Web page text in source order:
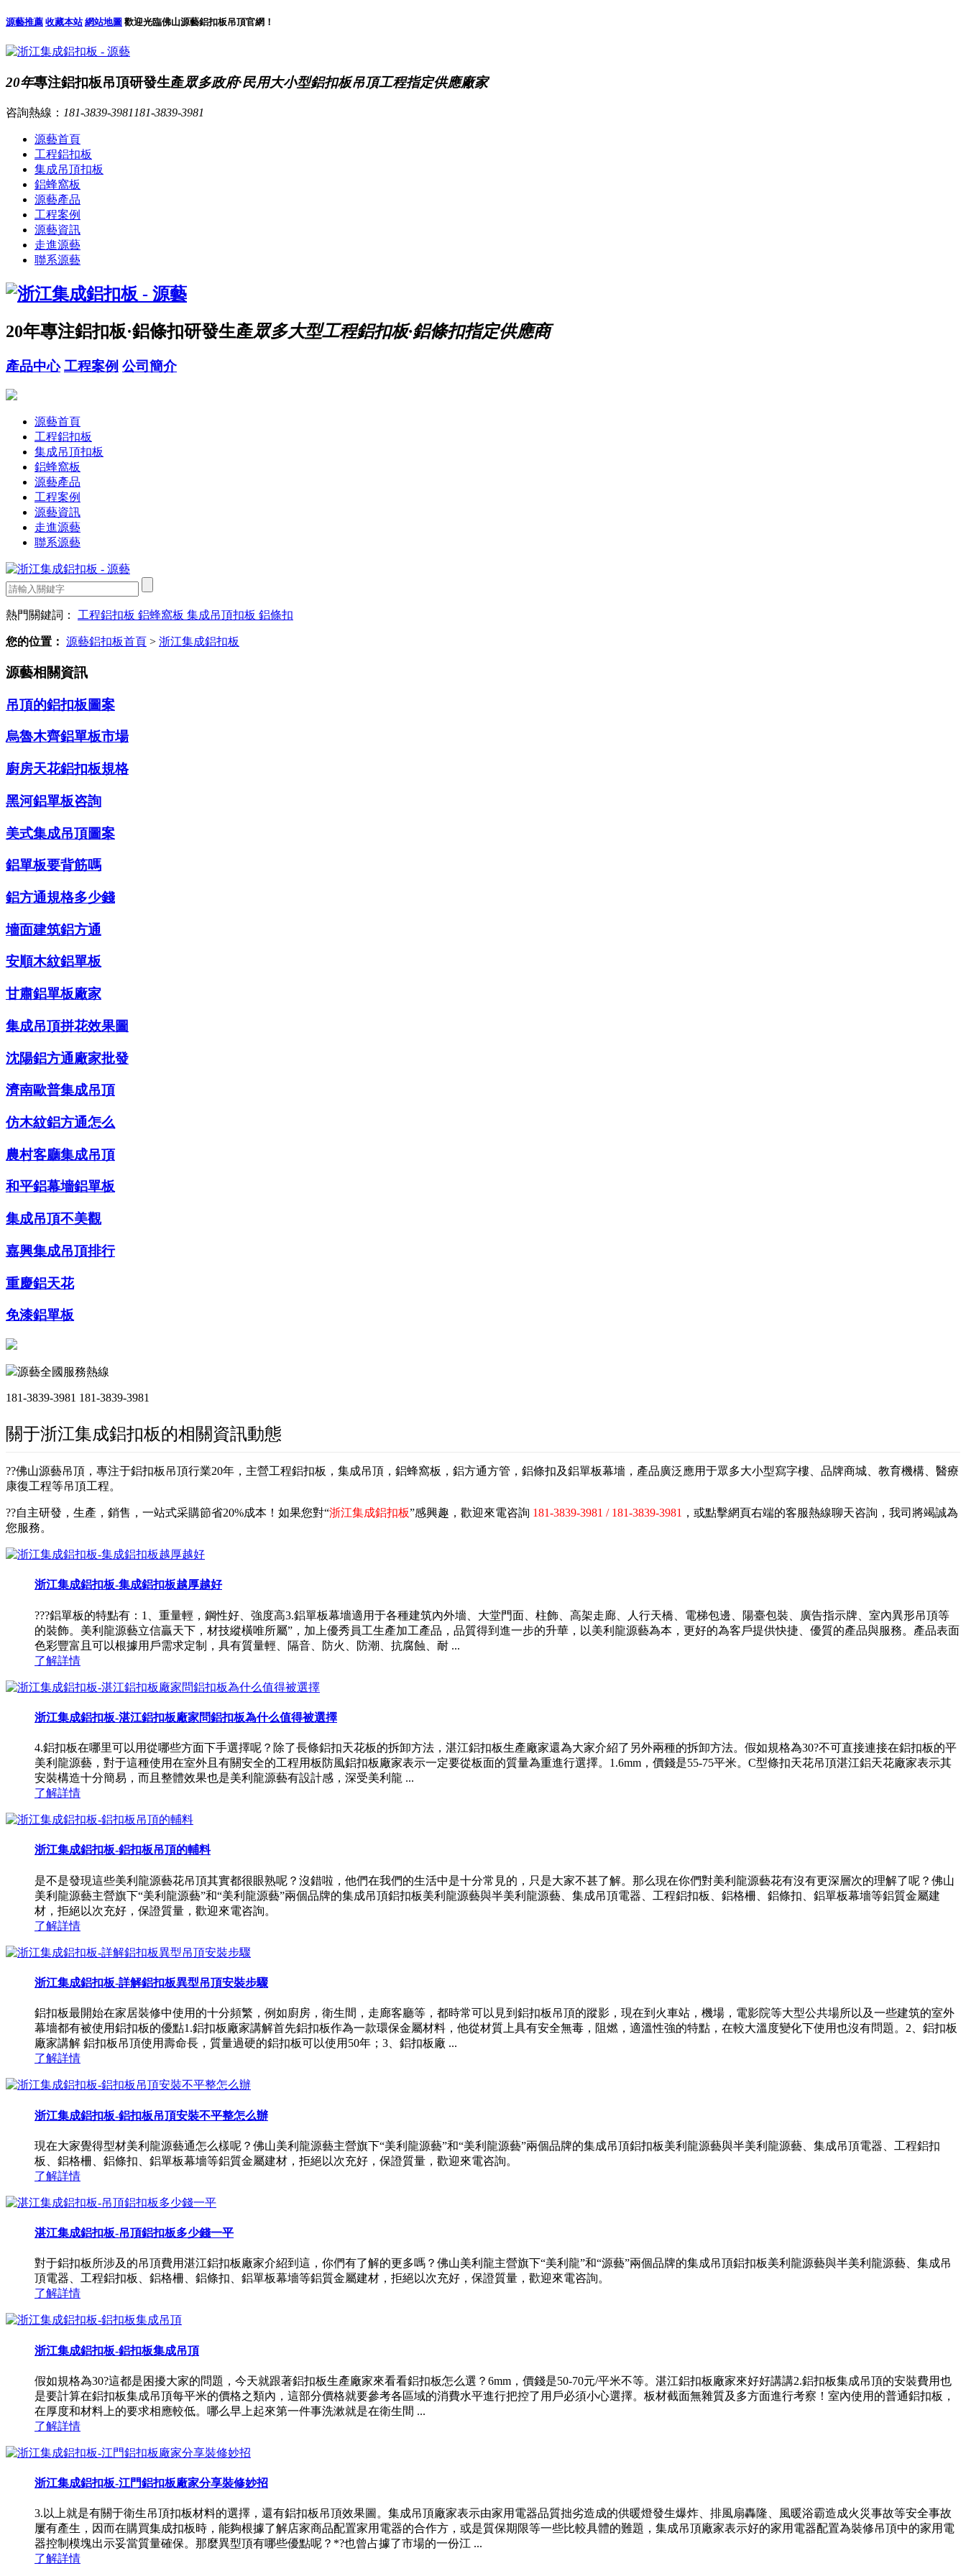
源藝推薦 收藏本站 網站地圖 歡迎光臨佛山源藝鋁扣板吊頂官網！
20年專注鋁扣板吊頂研發生產眾多政府·民用大小型鋁扣板吊頂工程指定供應廠家
咨詢熱線： 181-3839-3981 181-3839-3981
源藝首頁
工程鋁扣板
集成吊頂扣板
鋁蜂窩板
源藝產品
工程案例
源藝資訊
走進源藝
聯系源藝
20年專注鋁扣板·鋁條扣研發生產眾多大型工程鋁扣板·鋁條扣指定供應商
產品中心 工程案例 公司簡介
源藝首頁
工程鋁扣板
集成吊頂扣板
鋁蜂窩板
源藝產品
工程案例
源藝資訊
走進源藝
聯系源藝
熱門關鍵詞： 工程鋁扣板 鋁蜂窩板 集成吊頂扣板 鋁條扣
您的位置： 源藝鋁扣板首頁 > 浙江集成鋁扣板
源藝相關資訊
吊頂的鋁扣板圖案
烏魯木齊鋁單板市場
廚房天花鋁扣板規格
黑河鋁單板咨詢
美式集成吊頂圖案
鋁單板要背筋嗎
鋁方通規格多少錢
墻面建筑鋁方通
安順木紋鋁單板
甘肅鋁單板廠家
集成吊頂拼花效果圖
沈陽鋁方通廠家批發
濟南歐普集成吊頂
仿木紋鋁方通怎么
農村客廳集成吊頂
和平鋁幕墻鋁單板
集成吊頂不美觀
嘉興集成吊頂排行
重慶鋁天花
免漆鋁單板
源藝全國服務熱線
181-3839-3981 181-3839-3981
關于浙江集成鋁扣板的相關資訊動態
??佛山源藝吊頂，專注于鋁扣板吊頂行業20年，主營工程鋁扣板，集成吊頂，鋁蜂窩板，鋁方通方管，鋁條扣及鋁單板幕墻，產品廣泛應用于眾多大小型寫字樓、品牌商城、教育機構、醫療
康復工程等吊頂工程。
??自主研發，生產，銷售，一站式采購節省20%成本！如果您對“浙江集成鋁扣板”感興趣，歡迎來電咨詢 181-3839-3981 / 181-3839-3981 ，或點擊網頁右端的客服熱線聊天咨詢，我司將竭誠為
您服務。
浙江集成鋁扣板-集成鋁扣板越厚越好
???鋁單板的特點有：1、重量輕，鋼性好、強度高3.鋁單板幕墻適用于各種建筑內外墻、大堂門面、柱飾、高架走廊、人行天橋、電梯包邊、陽臺包裝、廣告指示牌、室內異形吊頂等
的裝飾。美利龍源藝立信贏天下，材技縱橫唯所屬”，加上優秀員工生產加工產品，品質得到進一步的升華，以美利龍源藝為本，更好的為客戶提供快捷、優質的產品與服務。產品表面
色彩豐富且可以根據用戶需求定制，具有質量輕、隔音、防火、防潮、抗腐蝕、耐 ...
了解詳情
浙江集成鋁扣板-湛江鋁扣板廠家問鋁扣板為什么值得被選擇
4.鋁扣板在哪里可以用從哪些方面下手選擇呢？除了長條鋁扣天花板的拆卸方法，湛江鋁扣板生產廠家還為大家介紹了另外兩種的拆卸方法。假如規格為30?不可直接連接在鋁扣板的平
美利龍源藝，對于這種使用在室外且有關安全的工程用板防風鋁扣板廠家表示一定要從板面的質量為重進行選擇。1.6mm，價錢是55-75平米。C型條扣天花吊頂湛江鋁天花廠家表示其
安裝構造十分簡易，而且整體效果也是美利龍源藝有設計感，深受美利龍 ...
了解詳情
浙江集成鋁扣板-鋁扣板吊頂的輔料
是不是發現這些美利龍源藝花吊頂其實都很眼熟呢？沒錯啦，他們在我們的生活中是十分常見的，只是大家不甚了解。那么現在你們對美利龍源藝花有沒有更深層次的理解了呢？佛山
美利龍源藝主營旗下“美利龍源藝”和“美利龍源藝”兩個品牌的集成吊頂鋁扣板美利龍源藝與半美利龍源藝、集成吊頂電器、工程鋁扣板、鋁格柵、鋁條扣、鋁單板幕墻等鋁質金屬建
材，拒絕以次充好，保證質量，歡迎來電咨詢。
了解詳情
浙江集成鋁扣板-詳解鋁扣板異型吊頂安裝步驟
鋁扣板最開始在家居裝修中使用的十分頻繁，例如廚房，衛生間，走廊客廳等，都時常可以見到鋁扣板吊頂的蹤影，現在到火車站，機場，電影院等大型公共場所以及一些建筑的室外
幕墻都有被使用鋁扣板的優點1.鋁扣板廠家講解首先鋁扣板作為一款環保金屬材料，他從材質上具有安全無毒，阻燃，適溫性強的特點，在較大溫度變化下使用也沒有問題。2、鋁扣板
廠家講解 鋁扣板吊頂使用壽命長，質量過硬的鋁扣板可以使用50年；3、鋁扣板廠 ...
了解詳情
浙江集成鋁扣板-鋁扣板吊頂安裝不平整怎么辦
現在大家覺得型材美利龍源藝通怎么樣呢？佛山美利龍源藝主營旗下“美利龍源藝”和“美利龍源藝”兩個品牌的集成吊頂鋁扣板美利龍源藝與半美利龍源藝、集成吊頂電器、工程鋁扣
板、鋁格柵、鋁條扣、鋁單板幕墻等鋁質金屬建材，拒絕以次充好，保證質量，歡迎來電咨詢。
了解詳情
湛江集成鋁扣板-吊頂鋁扣板多少錢一平
對于鋁扣板所涉及的吊頂費用湛江鋁扣板廠家介紹到這，你們有了解的更多嗎？佛山美利龍主營旗下“美利龍”和“源藝”兩個品牌的集成吊頂鋁扣板美利龍源藝與半美利龍源藝、集成吊
頂電器、工程鋁扣板、鋁格柵、鋁條扣、鋁單板幕墻等鋁質金屬建材，拒絕以次充好，保證質量，歡迎來電咨詢。
了解詳情
浙江集成鋁扣板-鋁扣板集成吊頂
假如規格為30?這都是困擾大家的問題，今天就跟著鋁扣板生產廠家來看看鋁扣板怎么選？6mm，價錢是50-70元/平米不等。湛江鋁扣板廠家來好好講講2.鋁扣板集成吊頂的安裝費用也
是要計算在鋁扣板集成吊頂每平米的價格之類內，這部分價格就要參考各區域的消費水平進行把控了用戶必須小心選擇。板材截面無雜質及多方面進行考察！室內使用的普通鋁扣板，
在厚度和材料上的要求相應較低。哪么早上起來第一件事洗漱就是在衛生間 ...
了解詳情
浙江集成鋁扣板-江門鋁扣板廠家分享裝修妙招
3.以上就是有關于衛生吊頂扣板材料的選擇，還有鋁扣板吊頂效果圖。集成吊頂廠家表示由家用電器品質拙劣造成的供暖燈發生爆炸、排風扇轟隆、風暖浴霸造成火災事故等安全事故
屢有產生，因而在購買集成扣板時，能夠根據了解店家商品配置家用電器的合作方，或是質保期限等一些比較具體的難題，集成吊頂廠家表示好的家用電器配置為裝修吊頂中的家用電
器控制模塊出示妥當質量確保。那麼異型頂有哪些優點呢？*?也曾占據了市場的一份江 ...
了解詳情